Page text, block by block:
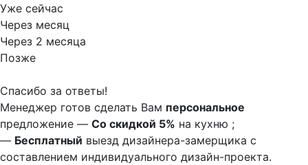
Уже сейчас
Через месяц
Через 2 месяца
Позже
Спасибо за ответы!
Менеджер готов сделать Вам персональное
предложение — Со скидкой 5% на кухню ;
— Бесплатный выезд дизайнера-замерщика с
составлением индивидуального дизайн-проекта.